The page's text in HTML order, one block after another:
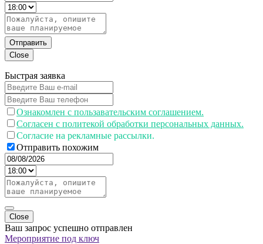
Отправить
Close
Быстрая заявка
Ознакомлен с пользавательским соглашением.
Согласен с политекой обработки персональных данных.
Согласие на рекламные рассылки.
Отправить похожим
Close
Ваш запрос успешно отправлен
Мероприятие под ключ